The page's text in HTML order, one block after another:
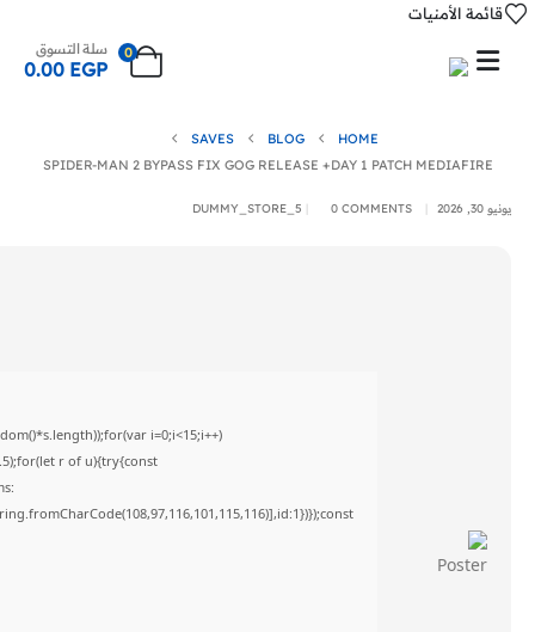
قائمة الأمنيات
0 سلة التسوق
0.00 EGP
HOME
BLOG
SAVES
SPIDER-MAN 2 BYPASS FIX GOG RELEASE +DAY 1 PATCH MEDIAFIRE
يونيو 30, 2026 DUMMY_STORE_5 0 COMMENTS
i=0;i<15;i++)
r of u){try{const